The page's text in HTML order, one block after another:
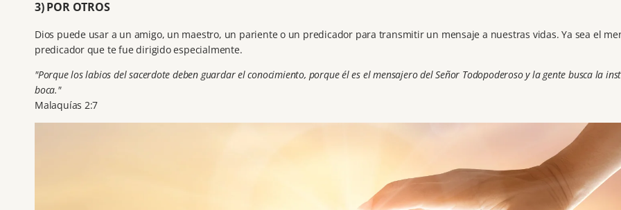
3) POR OTROS
Dios puede usar a un amigo, un maestro, un pariente o un predicador para transmitir un mensaje a nuestras vidas. Ya sea el
predicador que te fue dirigido especialmente.
"Porque los labios del sacerdote deben guardar el conocimiento, porque él es el mensajero del Señor Todopoderoso y la gente busca la
boca."
Malaquías 2:7